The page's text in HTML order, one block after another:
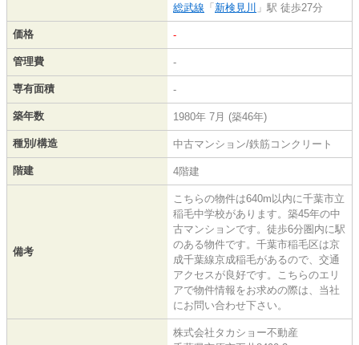
総武線 「 新検見川 」駅 徒歩27分
価格 -
管理費 -
専有面積 -
築年数 1980年 7月 (築46年)
種別/構造 中古マンション/鉄筋コンクリート
階建 4階建
備考
こちらの物件は640m以内に千葉市立
稲毛中学校があります。築45年の中
古マンションです。徒歩6分圏内に駅
のある物件です。千葉市稲毛区は京
成千葉線京成稲毛があるので、交通
アクセスが良好です。こちらのエリ
アで物件情報をお求めの際は、当社
にお問い合わせ下さい。
株式会社タカショー不動産